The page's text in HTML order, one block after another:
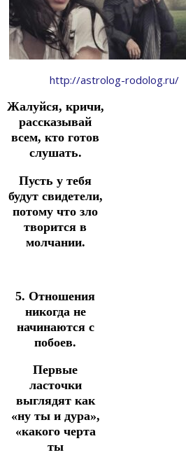
http://astrolog-rodolog.ru/
Жалуйся, кричи,
рассказывай
всем, кто готов
слушать.
Пусть у тебя
будут свидетели,
потому что зло
творится в
молчании.
5. Отношения
никогда не
начинаются с
побоев.
Первые
ласточки
выглядят как
«ну ты и дура»,
«какого черта
ты